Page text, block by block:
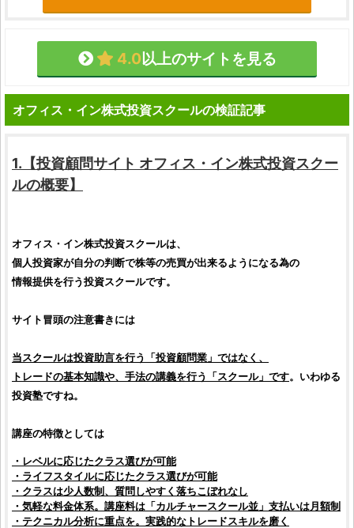
4.0以上のサイトを見る
オフィス・イン株式投資スクールの検証記事
1.【投資顧問サイト オフィス・イン株式投資スクー
ルの概要】
オフィス・イン株式投資スクールは、
個人投資家が自分の判断で株等の売買が出来るようになる為の
情報提供を行う投資スクールです。
サイト冒頭の注意書きには
当スクールは投資助言を行う「投資顧問業」ではなく、
トレードの基本知識や、手法の講義を行う「スクール」です。いわゆる
投資塾ですね。
講座の特徴としては
・レベルに応じたクラス選びが可能
・ライフスタイルに応じたクラス選びが可能
・クラスは少人数制、質問しやすく落ちこぼれなし
・気軽な料金体系。講座料は「カルチャースクール並」支払いは月額制
・テクニカル分析に重点を。実践的なトレードスキルを磨く